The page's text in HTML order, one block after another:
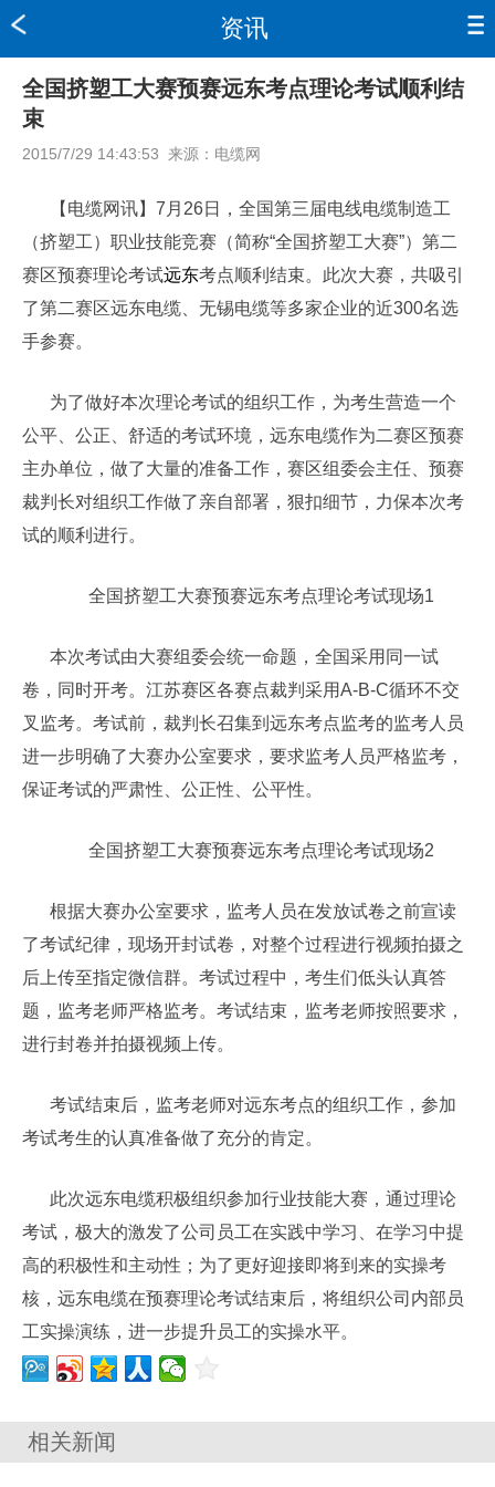
资讯
全国挤塑工大赛预赛远东考点理论考试顺利结
束
2015/7/29 14:43:53 来源： 电缆网
【电缆网讯】7月26日，全国第三届电线电缆制造工
（挤塑工）职业技能竞赛（简称“全国挤塑工大赛”）第二
赛区预赛理论考试远东考点顺利结束。此次大赛，共吸引
了第二赛区远东电缆、无锡电缆等多家企业的近300名选
手参赛。
为了做好本次理论考试的组织工作，为考生营造一个
公平、公正、舒适的考试环境，远东电缆作为二赛区预赛
主办单位，做了大量的准备工作，赛区组委会主任、预赛
裁判长对组织工作做了亲自部署，狠扣细节，力保本次考
试的顺利进行。
全国挤塑工大赛预赛远东考点理论考试现场1
本次考试由大赛组委会统一命题，全国采用同一试
卷，同时开考。江苏赛区各赛点裁判采用A-B-C循环不交
叉监考。考试前，裁判长召集到远东考点监考的监考人员
进一步明确了大赛办公室要求，要求监考人员严格监考，
保证考试的严肃性、公正性、公平性。
全国挤塑工大赛预赛远东考点理论考试现场2
根据大赛办公室要求，监考人员在发放试卷之前宣读
了考试纪律，现场开封试卷，对整个过程进行视频拍摄之
后上传至指定微信群。考试过程中，考生们低头认真答
题，监考老师严格监考。考试结束，监考老师按照要求，
进行封卷并拍摄视频上传。
考试结束后，监考老师对远东考点的组织工作，参加
考试考生的认真准备做了充分的肯定。
此次远东电缆积极组织参加行业技能大赛，通过理论
考试，极大的激发了公司员工在实践中学习、在学习中提
高的积极性和主动性；为了更好迎接即将到来的实操考
核，远东电缆在预赛理论考试结束后，将组织公司内部员
工实操演练，进一步提升员工的实操水平。
相关新闻